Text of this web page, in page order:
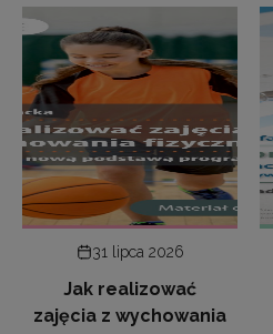
31 lipca 2026
Jak realizować
zajęcia z wychowania